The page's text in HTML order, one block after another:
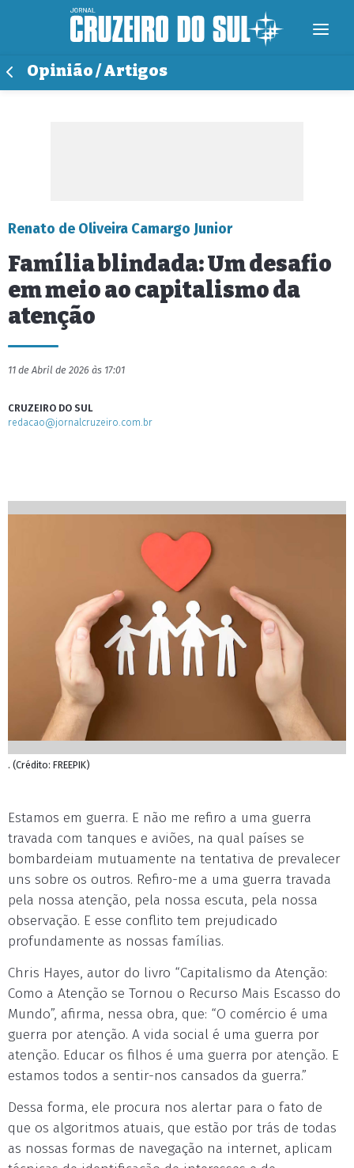
Opinião / Artigos
Renato de Oliveira Camargo Junior
Família blindada: Um desafio
em meio ao capitalismo da
atenção
11 de Abril de 2026 às 17:01
CRUZEIRO DO SUL
redacao@jornalcruzeiro.com.br
. (Crédito: FREEPIK)
Estamos em guerra. E não me refiro a uma guerra
travada com tanques e aviões, na qual países se
bombardeiam mutuamente na tentativa de prevalecer
uns sobre os outros. Refiro-me a uma guerra travada
pela nossa atenção, pela nossa escuta, pela nossa
observação. E esse conflito tem prejudicado
profundamente as nossas famílias.
Chris Hayes, autor do livro “Capitalismo da Atenção:
Como a Atenção se Tornou o Recurso Mais Escasso do
Mundo”, afirma, nessa obra, que: “O comércio é uma
guerra por atenção. A vida social é uma guerra por
atenção. Educar os filhos é uma guerra por atenção. E
estamos todos a sentir-nos cansados da guerra.”
Dessa forma, ele procura nos alertar para o fato de
que os algoritmos atuais, que estão por trás de todas
as nossas formas de navegação na internet, aplicam